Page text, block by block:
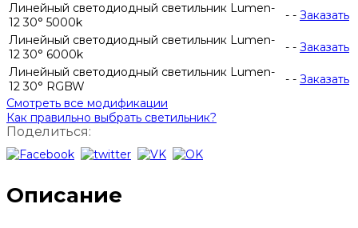
Линейный светодиодный светильник Lumen-
12 30° 5000k
- - Заказать
Линейный светодиодный светильник Lumen-
12 30° 6000k
- - Заказать
Линейный светодиодный светильник Lumen-
12 30° RGBW
- - Заказать
Смотреть все модификации
Как правильно выбрать светильник?
Поделиться:
Описание